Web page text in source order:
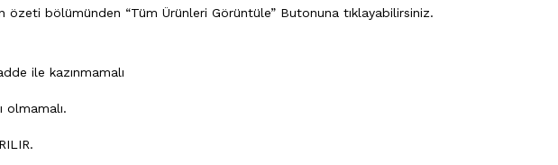
özeti bölümünden “Tüm Ürünleri Görüntüle” Butonuna tıklayabilirsiniz.
ile kazınmamalı
olmamalı.